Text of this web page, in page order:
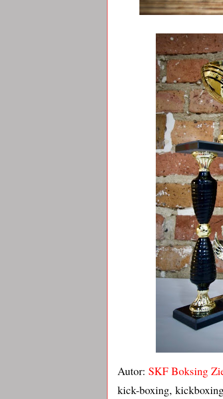
Autor: SKF Boksing
kick-boxing,